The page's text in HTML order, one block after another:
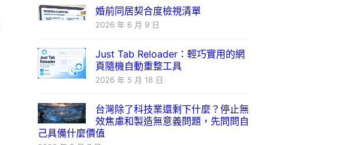
婚前同居契合度檢視清單
2026 年 6 月 9 日
Just Tab Reloader：輕巧實用的網
頁隨機自動重整工具
2026 年 5 月 18 日
台灣除了科技業還剩下什麼？停止無
效焦慮和製造無意義問題，先問問自
己具備什麼價值